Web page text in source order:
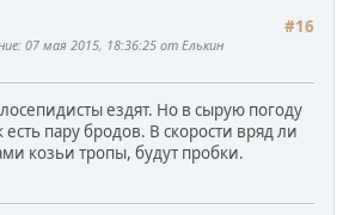
#16
: 07 мая 2015, 18:36:25 от Елькин
ездят. Но в сырую погоду
есть пару бродов. В скорости вряд ли
козьи тропы, будут пробки.